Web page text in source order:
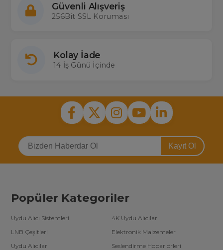
Güvenli Alışveriş
256Bit SSL Koruması
Kolay İade
14 İş Günü İçinde
Kayıt Ol
Popüler Kategoriler
Uydu Alıcı Sistemleri
4K Uydu Alıcılar
LNB Çeşitleri
Elektronik Malzemeler
Uydu Alıcılar
Seslendirme Hoparlörleri